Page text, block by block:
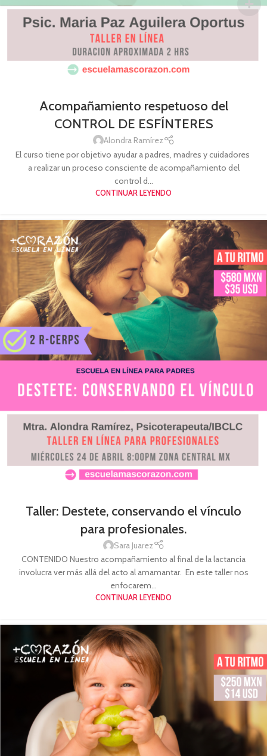
Acompañamiento respetuoso del
CONTROL DE ESFÍNTERES
Alondra Ramírez
El curso tiene por objetivo ayudar a padres, madres y cuidadores
a realizar un proceso consciente de acompañamiento del
control d...
CONTINUAR LEYENDO
Taller: Destete, conservando el vínculo
para profesionales.
Sara Juarez
CONTENIDO Nuestro acompañamiento al final de la lactancia
involucra ver más allá del acto al amamantar. En este taller nos
enfocarem...
CONTINUAR LEYENDO